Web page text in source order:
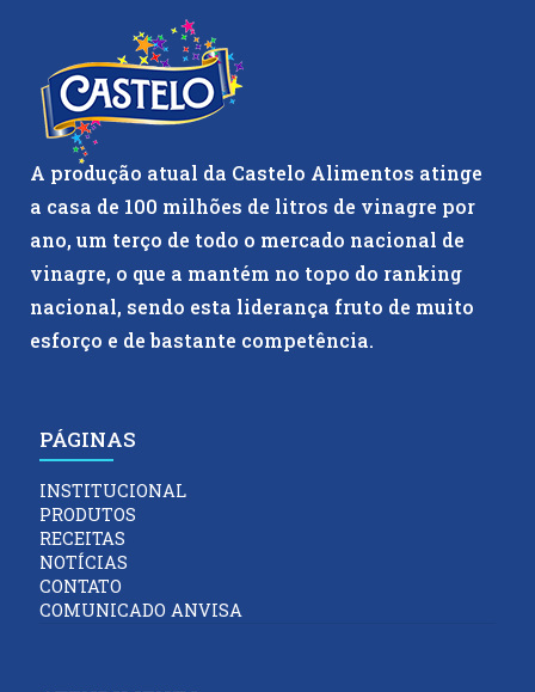
A produção atual da Castelo Alimentos atinge
a casa de 100 milhões de litros de vinagre por
ano, um terço de todo o mercado nacional de
vinagre, o que a mantém no topo do ranking
nacional, sendo esta liderança fruto de muito
esforço e de bastante competência.
PÁGINAS
INSTITUCIONAL
PRODUTOS
RECEITAS
NOTÍCIAS
CONTATO
COMUNICADO ANVISA